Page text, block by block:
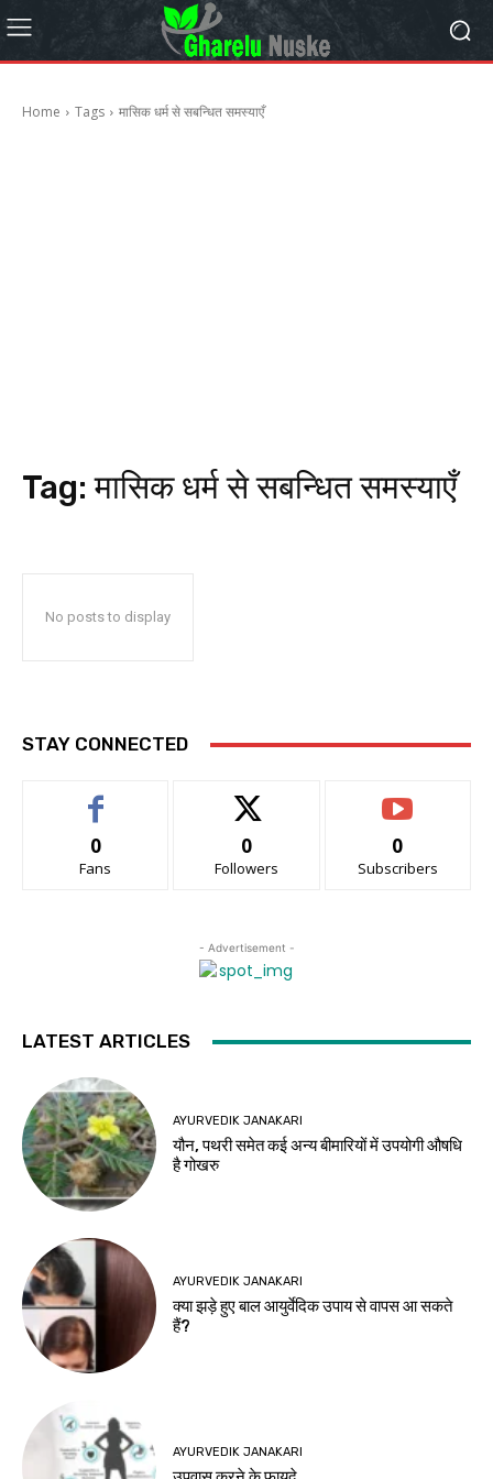
Home Tags मासिक धर्म से सबन्धित समस्याएँ
Tag:मासिक धर्म से सबन्धित समस्याएँ
No posts to display
STAY CONNECTED
0
Fans
0
Followers
0
Subscribers
- Advertisement -
LATEST ARTICLES
AYURVEDIK JANAKARI
यौन, पथरी समेत कई अन्य बीमारियों में उपयोगी औषधि
है गोखरु
AYURVEDIK JANAKARI
क्या झड़े हुए बाल आयुर्वेदिक उपाय से वापस आ सकते
हैं?
AYURVEDIK JANAKARI